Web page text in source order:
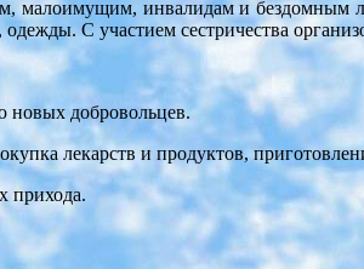
малоимущим, инвалидам и бездомным
С участием сестричества
новых добровольцев.
лекарств и продуктов,
прихода.